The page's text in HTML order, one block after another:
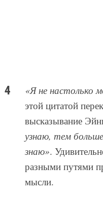
«Я не настолько
этой цитатой
высказывание
узнаю, тем
знаю».
разными путями
мысли.